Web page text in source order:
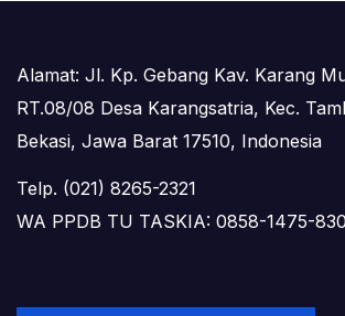
Alamat: Jl. Kp. Gebang Kav. Karang
RT.08/08 Desa Karangsatria, Kec.
Bekasi, Jawa Barat 17510, Indonesia
Telp. (021) 8265-2321
WA PPDB TU TASKIA: 0858-1475-